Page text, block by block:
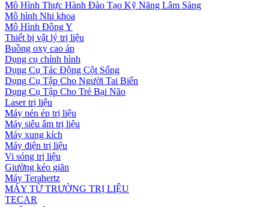
Mô Hình Thực Hành Đào Tạo Kỹ Năng Lâm Sàng
Mô hình Nhi khoa
Mô Hình Đông Y
Thiết bị vật lý trị liệu
Buồng oxy cao áp
Dụng cụ chỉnh hình
Dụng Cụ Tác Động Cột Sống
Dụng Cụ Tập Cho Người Tai Biến
Dụng Cụ Tập Cho Trẻ Bại Não
Laser trị liệu
Máy nén ép trị liệu
Máy siêu âm trị liệu
Máy xung kích
Máy điện trị liệu
Vi sóng trị liệu
Giường kéo giãn
Máy Terahertz
MÁY TỪ TRƯỜNG TRỊ LIỆU
TECAR